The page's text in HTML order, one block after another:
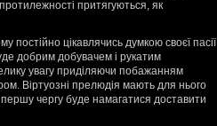
притягуються, як
постійно цікавлячись думкою своєї пасії
добрим добувачем і рукатим
увагу приділяючи побажанням
Віртуозні прелюдія мають для нього
чергу буде намагатися доставити